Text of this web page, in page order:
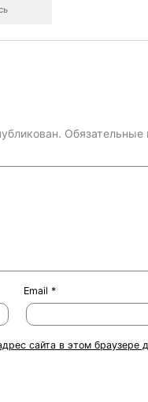
Обязательные
Email*
сайта в этом